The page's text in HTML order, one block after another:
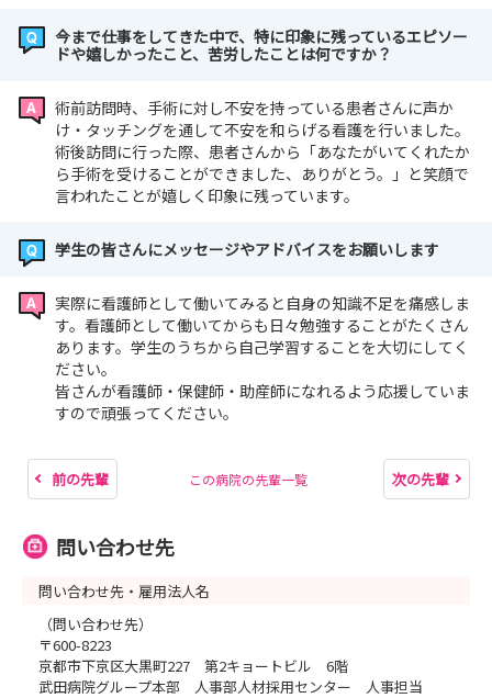
今まで仕事をしてきた中で、特に印象に残っているエピソー
ドや嬉しかったこと、苦労したことは何ですか？
術前訪問時、手術に対し不安を持っている患者さんに声か
け・タッチングを通して不安を和らげる看護を行いました。
術後訪問に行った際、患者さんから「あなたがいてくれたか
ら手術を受けることができました、ありがとう。」と笑顔で
言われたことが嬉しく印象に残っています。
学生の皆さんにメッセージやアドバイスをお願いします
実際に看護師として働いてみると自身の知識不足を痛感しま
す。看護師として働いてからも日々勉強することがたくさん
あります。学生のうちから自己学習することを大切にしてく
ださい。
皆さんが看護師・保健師・助産師になれるよう応援していま
すので頑張ってください。
前の先輩 この病院の先輩一覧 次の先輩
問い合わせ先
問い合わせ先・雇用法人名
（問い合わせ先）
〒600-8223
京都市下京区大黒町227 第2キョートビル 6階
武田病院グループ本部 人事部人材採用センター 人事担当